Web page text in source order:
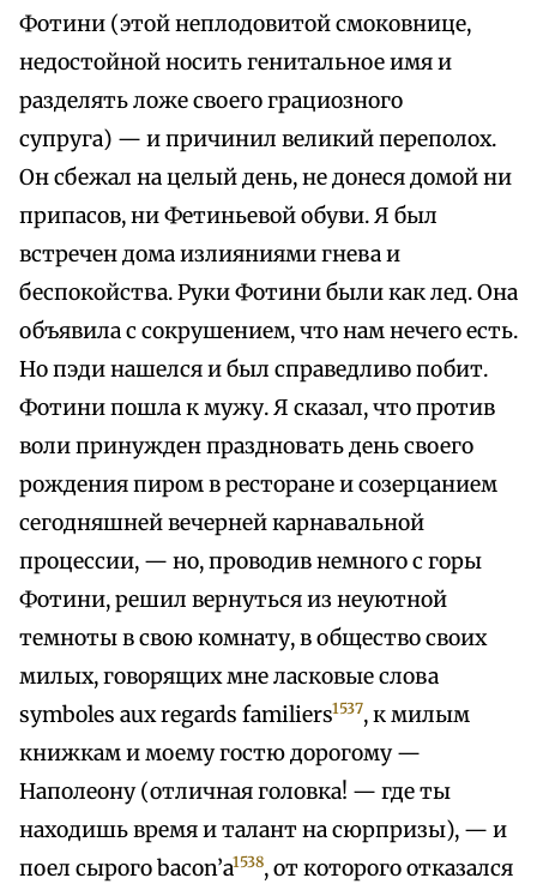
Фотини (этой неплодовитой смоковнице,
недостойной носить генитальное имя и
разделять ложе своего грациозного
супруга) — и причинил великий переполох.
Он сбежал на целый день, не донеся домой ни
припасов, ни Фетиньевой обуви. Я был
встречен дома излияниями гнева и
беспокойства. Руки Фотини были как лед. Она
объявила с сокрушением, что нам нечего есть.
Но пэди нашелся и был справедливо побит.
Фотини пошла к мужу. Я сказал, что против
воли принужден праздновать день своего
рождения пиром в ресторане и созерцанием
сегодняшней вечерней карнавальной
процессии, — но, проводив немного с горы
Фотини, решил вернуться из неуютной
темноты в свою комнату, в общество своих
милых, говорящих мне ласковые слова
symboles aux regards familiers1537, к милым
книжкам и моему гостю дорогому —
Наполеону (отличная головка! — где ты
находишь время и талант на сюрпризы), — и
поел сырого bасоn’а1538, от которого отказался